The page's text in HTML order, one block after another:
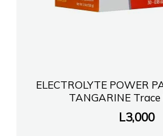
ELECTROLYTE POWER
TANGARINE
L3,000